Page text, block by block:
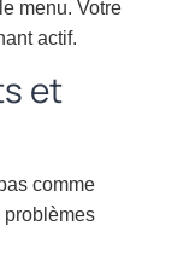
menu. Votre
actif.
et
comme
problèmes